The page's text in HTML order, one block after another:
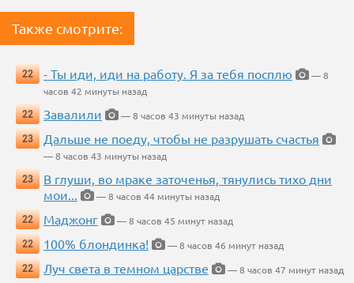
Также смотрите:
22 - Ты иди, иди на работу. Я за тебя посплю
— 8
часов 42 минуты назад
22
Завалили
— 8 часов 43 минуты назад
23
Дальше не поеду, чтобы не разрушать счастья
— 8 часов 43 минуты назад
23
В глуши, во мраке заточенья, тянулись тихо дни
мои...
— 8 часов 44 минуты назад
22
Маджонг
— 8 часов 45 минут назад
22
100% блондинка!
— 8 часов 46 минут назад
22
Луч света в темном царстве
— 8 часов 47 минут назад